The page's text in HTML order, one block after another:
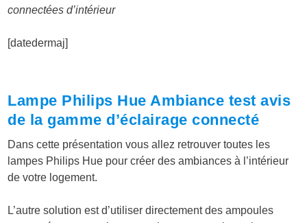
connectées d’intérieur
[datedermaj]
Lampe Philips Hue Ambiance test avis
de la gamme d’éclairage connecté
Dans cette présentation vous allez retrouver toutes les
lampes Philips Hue pour créer des ambiances à l’intérieur
de votre logement.
L’autre solution est d’utiliser directement des ampoules